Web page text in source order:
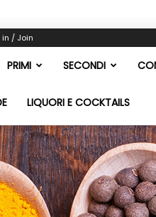
in / Join
PRIMI SECONDI
LIQUORI E COCKTAILS